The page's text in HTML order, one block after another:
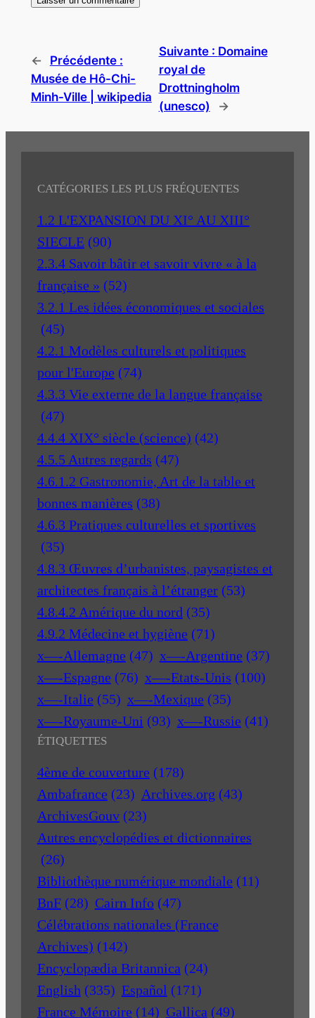
←
Précédente :
Musée de Hô-Chi-
Minh-Ville | wikipedia
Suivante : Domaine
royal de
Drottningholm
(unesco)
→
CATÉGORIES LES PLUS FRÉQUENTES
1.2 L'EXPANSION DU XI° AU XIII°
SIECLE (90)
2.3.4 Savoir bâtir et savoir vivre « à la
française » (52)
3.2.1 Les idées économiques et sociales
(45)
4.2.1 Modèles culturels et politiques
pour l'Europe (74)
4.3.3 Vie externe de la langue française
(47)
4.4.4 XIX° siècle (science) (42)
4.5.5 Autres regards (47)
4.6.1.2 Gastronomie, Art de la table et
bonnes manières (38)
4.6.3 Pratiques culturelles et sportives
(35)
4.8.3 Œuvres d’urbanistes, paysagistes et
architectes français à l’étranger (53)
4.8.4.2 Amérique du nord (35)
4.9.2 Médecine et hygiène (71)
x—-Allemagne (47) x—-Argentine (37)
x—-Espagne (76) x—-Etats-Unis (100)
x—-Italie (55) x—-Mexique (35)
x—-Royaume-Uni (93) x—-Russie (41)
ÉTIQUETTES
4ème de couverture (178)
Ambafrance (23) Archives.org (43)
ArchivesGouv (23)
Autres encyclopédies et dictionnaires
(26)
Bibliothèque numérique mondiale (11)
BnF (28) Cairn Info (47)
Célébrations nationales (France
Archives) (142)
Encyclopædia Britannica (24)
English (335) Español (171)
France Mémoire (14) Gallica (49)